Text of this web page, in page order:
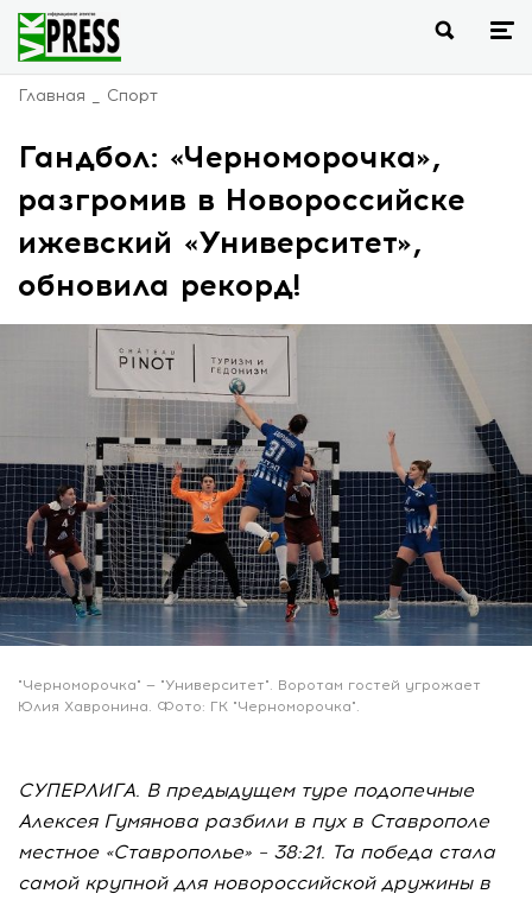
Главная Спорт
Гандбол: «Черноморочка»,
разгромив в Новороссийске
ижевский «Университет»,
обновила рекорд!
"Черноморочка" — "Университет". Воротам гостей угрожает
Юлия Хавронина. Фото: ГК "Черноморочка".
СУПЕРЛИГА. В предыдущем туре подопечные
Алексея Гумянова разбили в пух в Ставрополе
местное «Ставрополье» – 38:21. Та победа стала
самой крупной для новороссийской дружины в